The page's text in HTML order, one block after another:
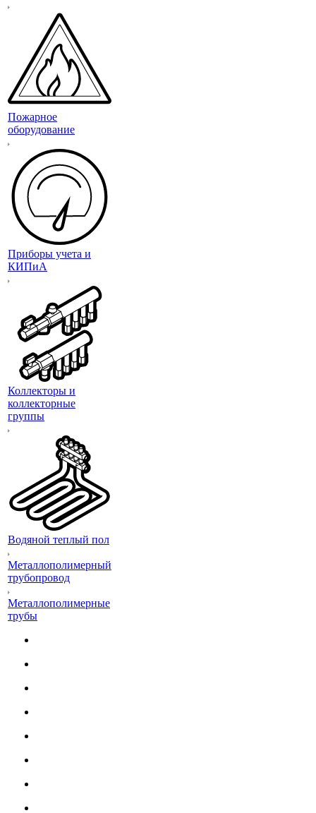
Пожарное
оборудование
Приборы учета и
КИПиА
Коллекторы и
коллекторные
группы
Водяной теплый пол
Металлополимерный
трубопровод
Металлополимерные
трубы